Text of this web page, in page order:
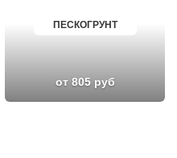
ПЕСКОГРУНТ
от 805 руб